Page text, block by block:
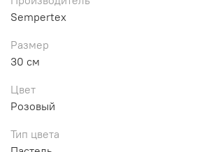
Sempertex
Размер
30 см
Цвет
Розовый
Тип цвета